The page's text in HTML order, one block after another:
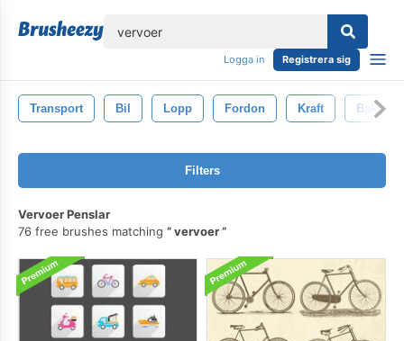
Logga in Registrera sig
Transport Bil Lopp Fordon Kraft
Filters
Vervoer Penslar
76 free brushes matching
vervoer